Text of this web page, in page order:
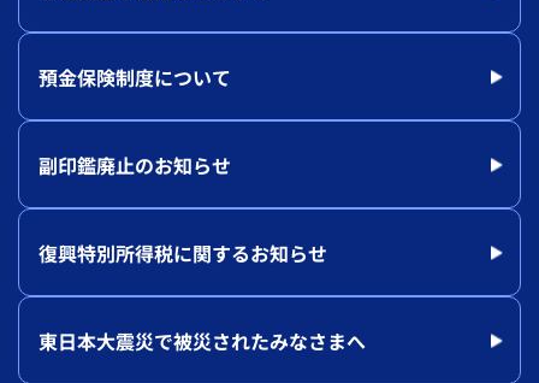
預金保険制度について
副印鑑廃止のお知らせ
復興特別所得税に関するお知らせ
東日本大震災で被災されたみなさまへ